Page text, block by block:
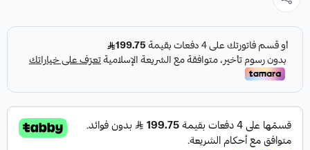
PARTS، صناعة أمريكية.
مميزات المنتج: